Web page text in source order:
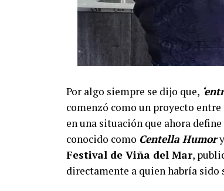
Por algo siempre se dijo que,
comenzó como un proyecto
en una situación que ahora
conocido como Centella Humor
Festival de Viña del Mar,
directamente a quien habría